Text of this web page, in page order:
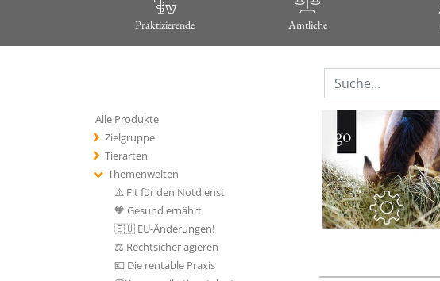
Praktizierende Amtliche
Alle Produkte
Zielgruppe
Tierarten
Themenwelten
⚠️ Fit für den Notdienst
🧡 Gesund ernährt
🇪🇺 EU-Änderungen!
⚖️ Rechtsicher agieren
💶 Die rentable Praxis